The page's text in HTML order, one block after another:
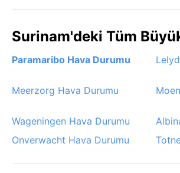
Surinam'deki Tüm
Paramaribo Hava Durumu
Meerzorg Hava Durumu
Wageningen Hava Durumu
Onverwacht Hava Durumu